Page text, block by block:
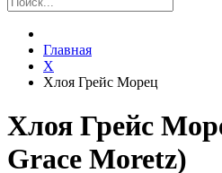
Главная
Х
Хлоя Грейс Морец
Хлоя Грейс
Grace Moretz)